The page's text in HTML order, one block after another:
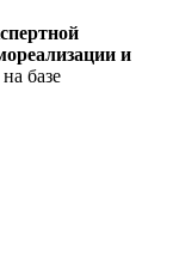
и
базе